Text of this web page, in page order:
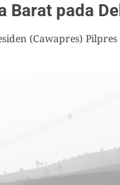
Barat pada
(Cawapres)